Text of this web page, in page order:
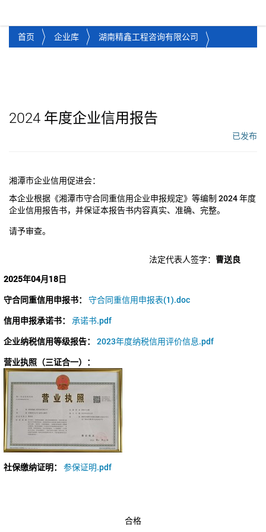
首页 企业库 湖南精鑫工程咨询有限公司
2024 年度企业信用报告
已发布
湘潭市企业信用促进会：
本企业根据《湘潭市守合同重信用企业申报规定》等编制 2024年度
企业信用报告书，并保证本报告书内容真实、准确、完整。
请予审查。
法定代表人签字： 曹送良
2025年04月18日
守合同重信用申报书：
守合同重信用申报表(1).doc
信用申报承诺书：
承诺书.pdf
企业纳税信用等级报告：
2023年度纳税信用评价信息.pdf
营业执照（三证合一）：
社保缴纳证明： 参保证明.pdf
合格